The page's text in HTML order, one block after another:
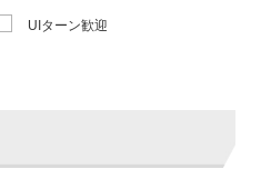
UIターン歓迎